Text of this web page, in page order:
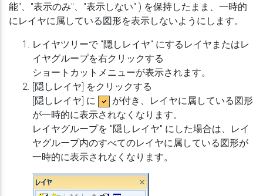
能"、"表示のみ"、"表示しない" ) を保持したまま、一時的
にレイヤに属している図形を表示しないようにします。
レイヤツリーで "隠しレイヤ" にするレイヤまたはレ
イヤグループを右クリックする
ショートカットメニューが表示されます。
[隠しレイヤ] をクリックする
[隠しレイヤ] に
が付き、レイヤに属している図形
が一時的に表示されなくなります。
レイヤグループを "隠しレイヤ" にした場合は、レイ
ヤグループ内のすべてのレイヤに属している図形が
一時的に表示されなくなります。